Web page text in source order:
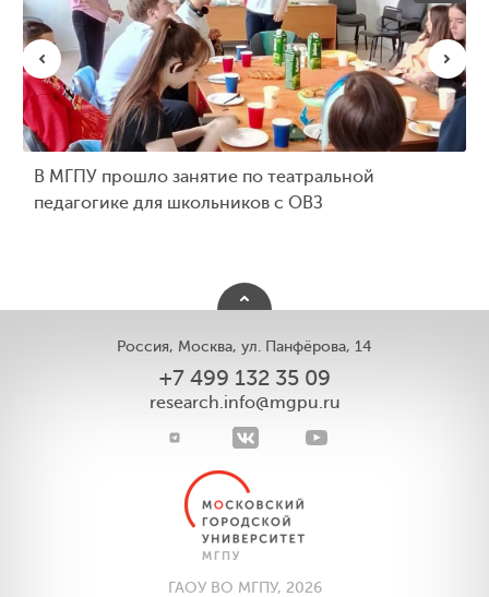
В МГПУ прошло занятие по театральной
педагогике для школьников с ОВЗ
Россия, Москва, ул. Панфёрова, 14
+7 499 132 35 09
research.info@mgpu.ru
ГАОУ ВО МГПУ, 2026